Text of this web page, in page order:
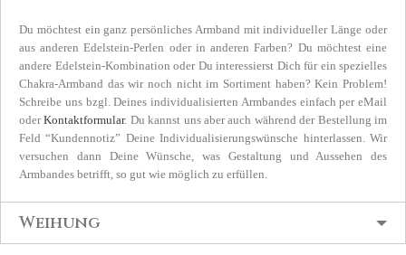
Du möchtest ein ganz persönliches Armband mit individueller Länge oder
aus anderen Edelstein-Perlen oder in anderen Farben? Du möchtest eine
andere Edelstein-Kombination oder Du interessierst Dich für ein spezielles
Chakra-Armband das wir noch nicht im Sortiment haben? Kein Problem!
Schreibe uns bzgl. Deines individualisierten Armbandes einfach per eMail
oderKontaktformular. Du kannst uns aber auch während der Bestellung im
Feld “Kundennotiz” Deine Individualisierungswünsche hinterlassen. Wir
versuchen dann Deine Wünsche, was Gestaltung und Aussehen des
Armbandes betrifft, so gut wie möglich zu erfüllen.
Weihung